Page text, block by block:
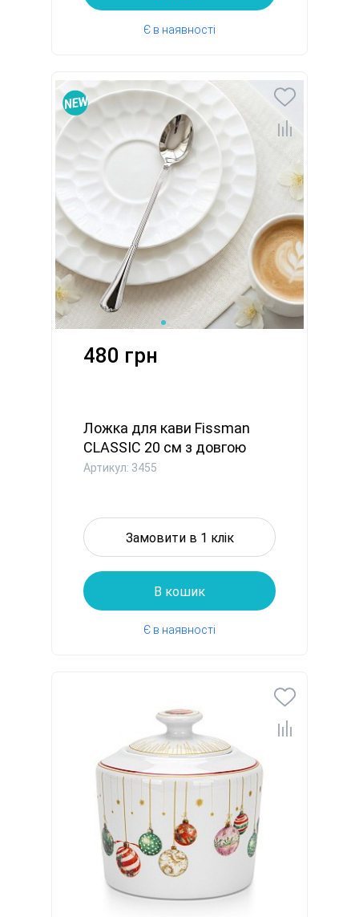
Є в наявності
480 грн
Ложка для кави Fissman
CLASSIC 20 см з довгою
ручк...
Артикул: 3455
Замовити в 1 клік
В кошик
Є в наявності